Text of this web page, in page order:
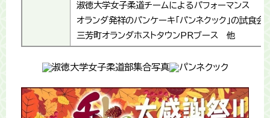
淑徳大学女子柔道チームによるパフォーマンス
オランダ発祥のパンケーキ「パンネクック」の試食会
三芳町オランダホストタウンPRブース 他